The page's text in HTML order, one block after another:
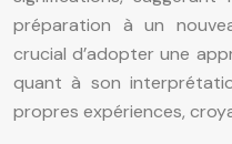
préparation à un
crucial d’adopter une
quant à son
propres expériences,